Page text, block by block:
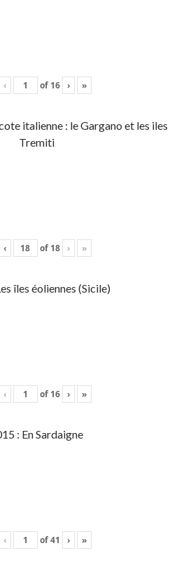
‹ of 16 › »
italienne : le Gargano et les iles
Tremiti
‹ of 18 › »
îles éoliennes (Sicile)
‹ of 16 › »
: En Sardaigne
‹ of41 › »